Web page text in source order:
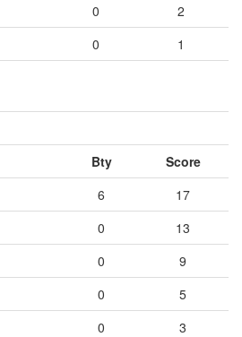
0
2
0
1
Bty
Score
6
17
0
13
0
9
0
5
0
3